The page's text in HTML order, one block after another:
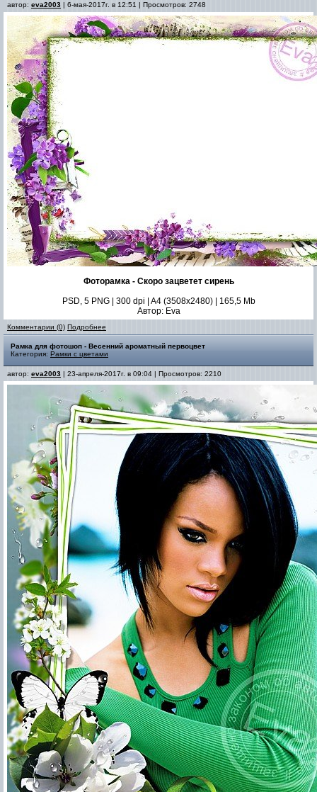
автор: eva2003 | 6-мая-2017г. в 12:51 | Просмотров: 2748
Фоторамка - Скоро зацветет сирень
PSD, 5 PNG | 300 dpi | A4 (3508x2480) | 165,5 Mb
Автор: Eva
Комментарии (0) Подробнее
Рамка для фотошоп - Весенний ароматный первоцвет
Категория: Рамки с цветами
автор: eva2003 | 23-апреля-2017г. в 09:04 | Просмотров: 2210